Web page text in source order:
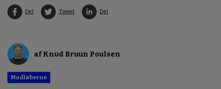
Del Tweet Del
af Knud Bruun Poulsen
Modløberne